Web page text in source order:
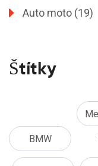
Auto moto (19)
Štítky
BMW